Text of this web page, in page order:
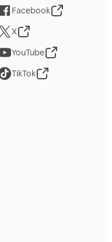
Facebook
X
YouTube
TikTok